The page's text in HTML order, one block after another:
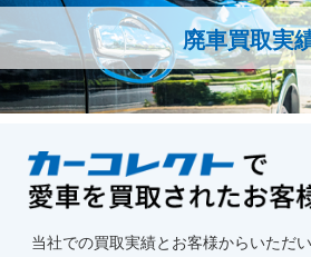
廃車買取実
ホーム 廃車買取実績 奈良
当社での買取実績とお客様からいただ